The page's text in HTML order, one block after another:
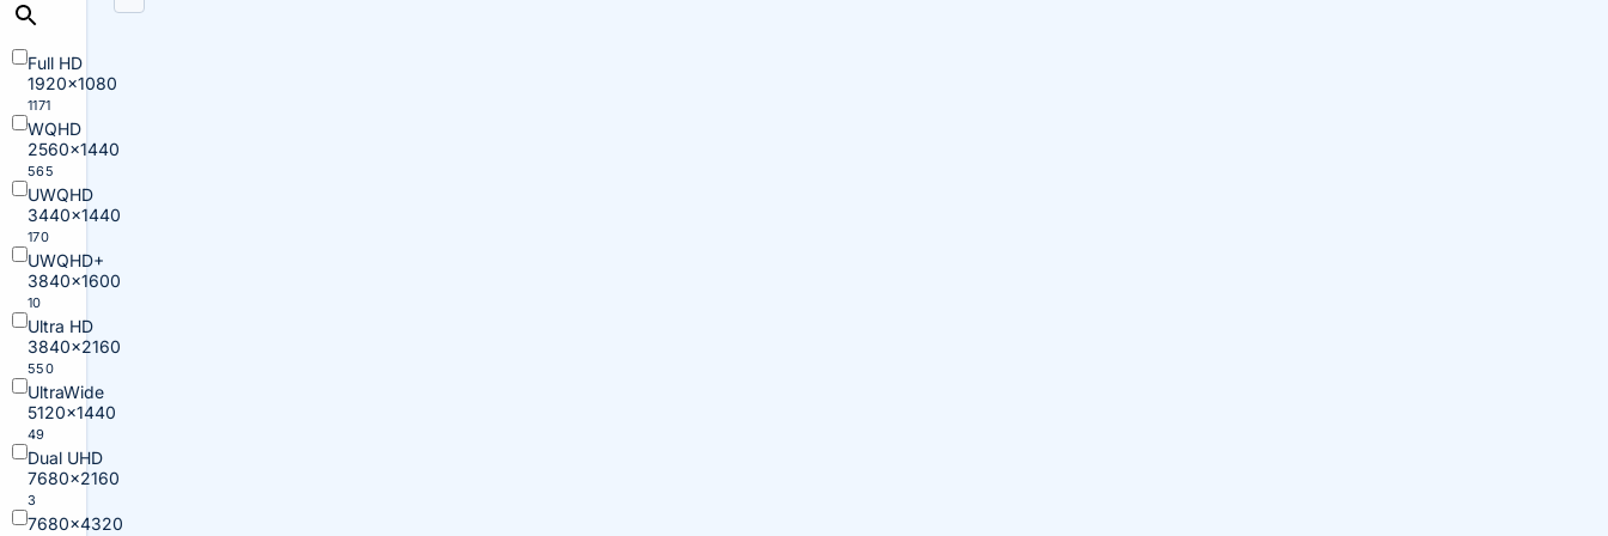
Full HD
1920×1080
1171
WQHD
2560×1440
565
UWQHD
3440×1440
170
UWQHD+
3840×1600
10
Ultra HD
3840×2160
550
UltraWide
5120×1440
49
Dual UHD
7680×2160
3
7680×4320